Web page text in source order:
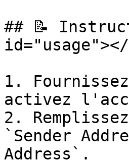
## 📝
1.
activez
2.
`Sender
Address`.